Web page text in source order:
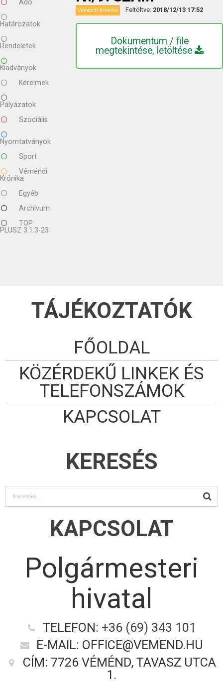
Adó
Határozatok
Rendeletek
Kiadványok
Kérelmek
Pályázatok
Szociális
Nyomtatványok
Sport
Véméndi
Krónika
Egyéb
Archívum
TOP
PLUSZ 3.1.3-23
Véméndi Krónika Feltöltve: 2018/12/13 17:52
Dokumentum / file
megtekintése, letöltése
TÁJÉKOZTATÓK
FŐOLDAL
KÖZÉRDEKŰ LINKEK ÉS
TELEFONSZÁMOK
KAPCSOLAT
KERESÉS
KAPCSOLAT
Polgármesteri
hivatal
TELEFON: +36 (69) 343 101
E-MAIL: OFFICE@VEMEND.HU
CÍM: 7726 VÉMÉND, TAVASZ UTCA
1.